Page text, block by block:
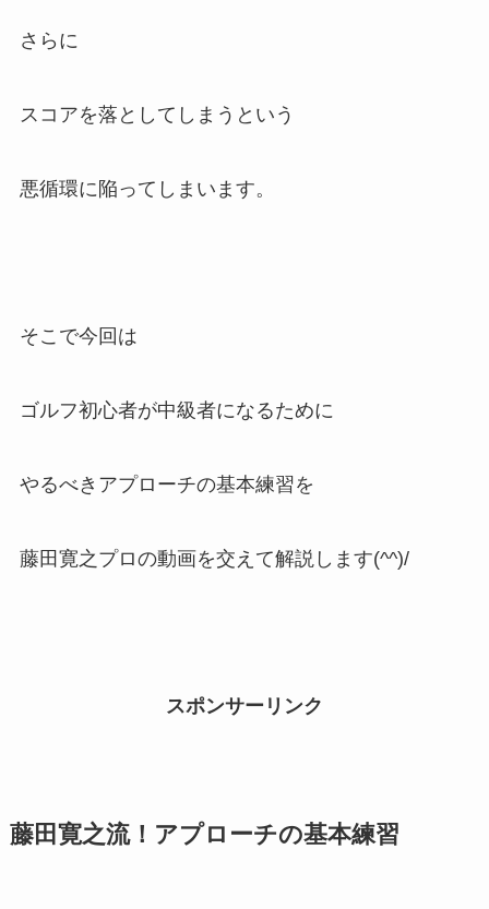
さらに
スコアを落としてしまうという
悪循環に陥ってしまいます。
そこで今回は
ゴルフ初心者が中級者になるために
やるべきアプローチの基本練習を
藤田寛之プロの動画を交えて解説します(^^)/
スポンサーリンク
藤田寛之流！アプローチの基本練習